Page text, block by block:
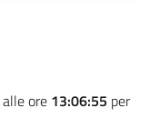
alle ore 13:06:55 per